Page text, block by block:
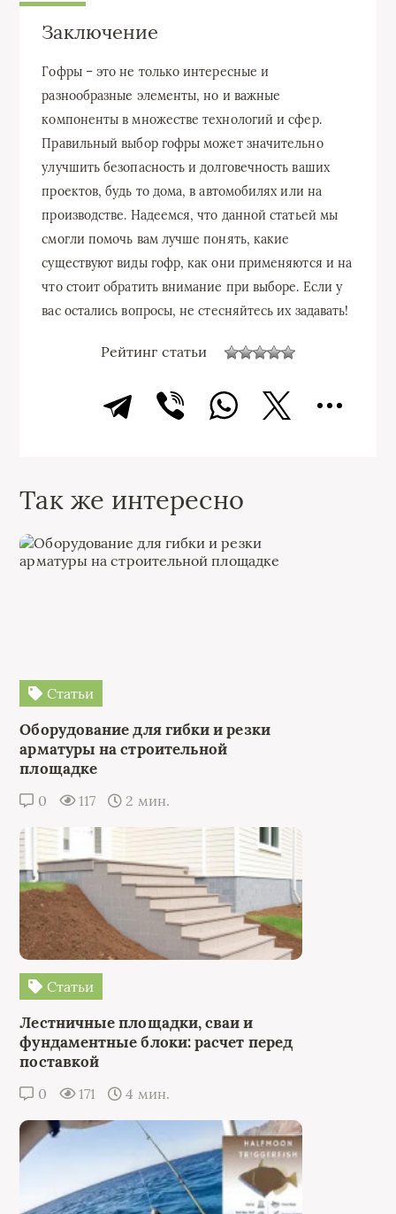
Заключение
Гофры – это не только интересные и
разнообразные элементы, но и важные
компоненты в множестве технологий и сфер.
Правильный выбор гофры может значительно
улучшить безопасность и долговечность ваших
проектов, будь то дома, в автомобилях или на
производстве. Надеемся, что данной статьей мы
смогли помочь вам лучше понять, какие
существуют виды гофр, как они применяются и на
что стоит обратить внимание при выборе. Если у
вас остались вопросы, не стесняйтесь их задавать!
Рейтинг статьи
Так же интересно
Статьи
Оборудование для гибки и резки
арматуры на строительной
площадке
0 117 2 мин.
Статьи
Лестничные площадки, сваи и
фундаментные блоки: расчет перед
поставкой
0 171 4 мин.